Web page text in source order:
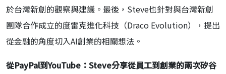
於台灣新創的觀察與建議。最後，Steve也針對與台灣新創
團隊合作成立的度雷克進化科技（Draco Evolution），提出
從金融的角度切入AI創業的相關想法。
從PayPal到YouTube：Steve分享從員工到創業的兩次矽谷